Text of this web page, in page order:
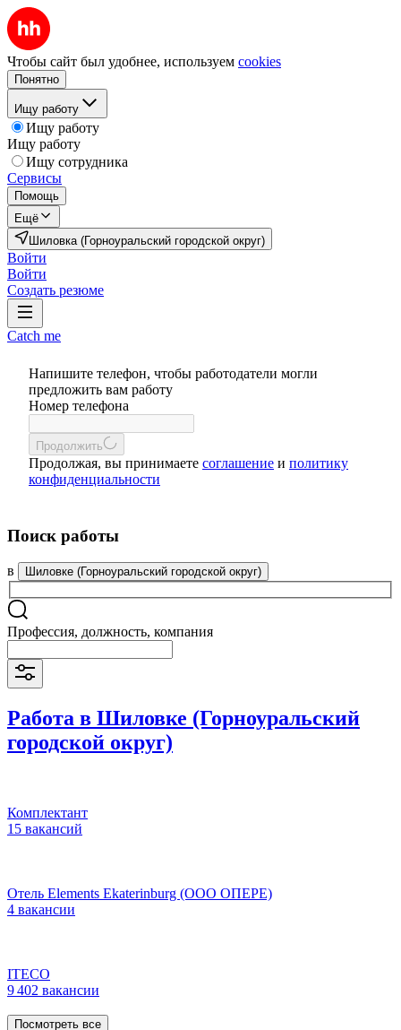
Чтобы сайт был удобнее, используем cookies
Понятно
Ищу работу
Ищу работу
Ищу работу
Ищу сотрудника
Сервисы
Помощь
Ещё
Шиловка (Горноуральский городской округ)
Войти
Войти
Создать резюме
Catch me
Напишите телефон, чтобы работодатели могли
предложить вам работу
Номер телефона
Продолжить
Продолжая, вы принимаете соглашение и политику
конфиденциальности
Поиск работы
в Шиловке (Горноуральский городской округ)
Профессия, должность, компания
Работа в Шиловке (Горноуральский
городской округ)
Комплектант
15 вакансий
Отель Elements Ekaterinburg (ООО ОПЕРЕ)
4 вакансии
ITECO
9 402 вакансии
Посмотреть все